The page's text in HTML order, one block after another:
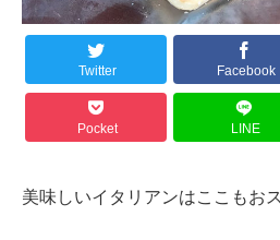
Twitter Facebook
Pocket LINE
美味しいイタリアンはここもお